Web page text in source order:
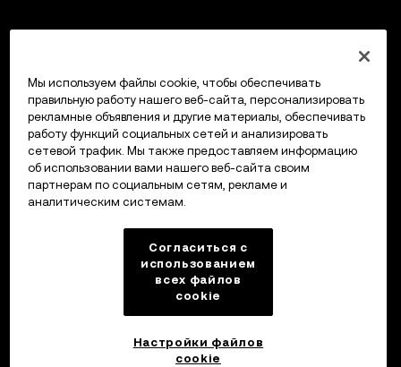
Мы используем файлы cookie, чтобы обеспечивать
правильную работу нашего веб-сайта, персонализировать
рекламные объявления и другие материалы, обеспечивать
работу функций социальных сетей и анализировать
сетевой трафик. Мы также предоставляем информацию
об использовании вами нашего веб-сайта своим
партнерам по социальным сетям, рекламе и
аналитическим системам.
Согласиться с
использованием
всех файлов
cookie
Настройки файлов
cookie